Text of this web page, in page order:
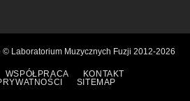
Laboratorium Muzycznych Fuzji 2012-2026
WSPÓŁPRACA
KONTAKT
SITEMAP